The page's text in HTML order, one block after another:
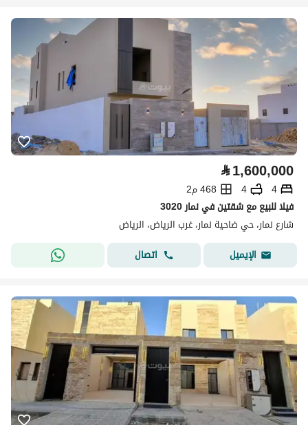
⃁1,600,000
4
4
468 م2
فيلا للبيع مع شقتين في نمار 3020
شارع نمار، حي ضاحية نمار، غرب الرياض، الرياض
الإيميل
اتصال